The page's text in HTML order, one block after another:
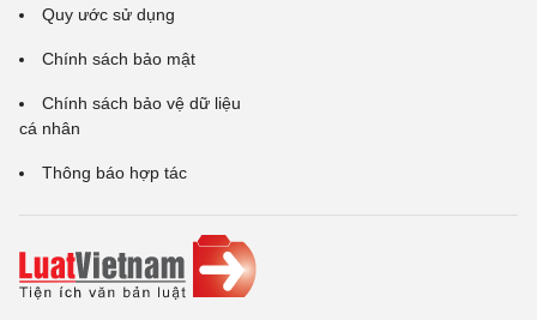
Quy ước sử dụng
Chính sách bảo mật
Chính sách bảo vệ dữ liệu
cá nhân
Thông báo hợp tác